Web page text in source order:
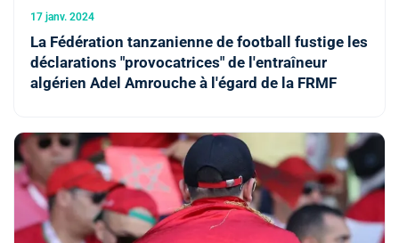
17 janv. 2024
La Fédération tanzanienne de football fustige les
déclarations "provocatrices" de l'entraîneur
algérien Adel Amrouche à l'égard de la FRMF